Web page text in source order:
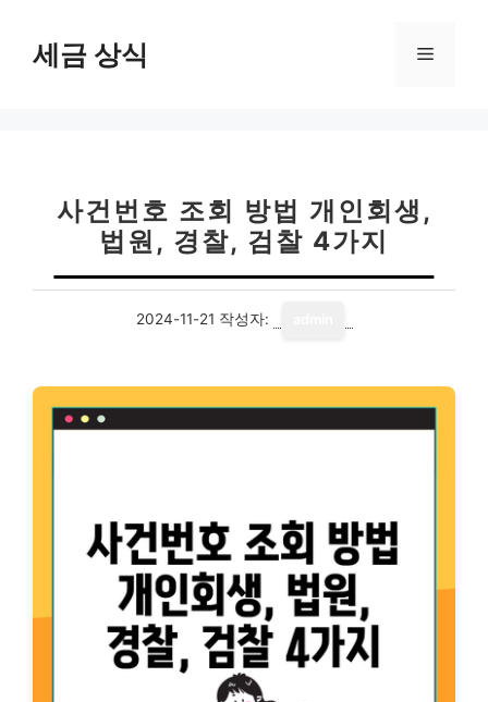
세금 상식 메
사건번호 조회 방법 개인회생,
법원, 경찰, 검찰 4가지
2024-11-21 작성자: